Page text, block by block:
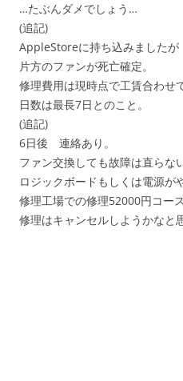
…たぶんダメでしょう…
(追記)
AppleStoreに持ち込みましたが
片方のファンが死亡確定。
修理費用は現時点で工賃合わせ
日数は最長7日とのこと。
(追記)
6日後 連絡あり。
ファン交換しても故障は直らな
ロジックボードもしくは電源が
修理工場での修理52000円コース
修理はキャンセルしようかなと